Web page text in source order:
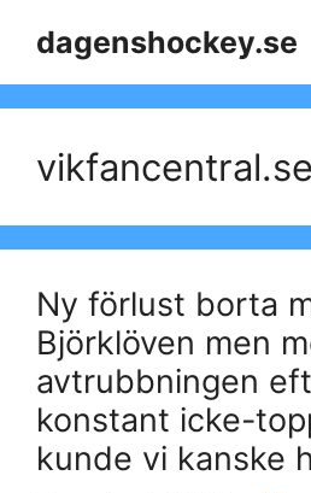
dagenshockey.se
vikfancentral.se
Ny förlust borta
Björklöven men
avtrubbningen
konstant icke-
kunde vi kanske